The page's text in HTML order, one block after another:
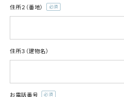
住所２（番地）
(必
住所３（建物名）
お電話番号